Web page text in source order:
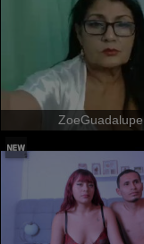
ZoeGuadalupe